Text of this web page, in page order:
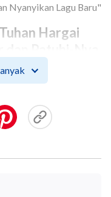
Nyanyikan Lagu Baru"
Hargai